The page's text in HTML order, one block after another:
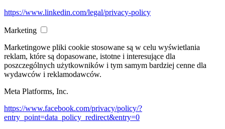
https://www.linkedin.com/legal/privacy-policy
Marketing
Marketingowe pliki cookie stosowane są w celu wyświetlania
reklam, które są dopasowane, istotne i interesujące dla
poszczególnych użytkowników i tym samym bardziej cenne dla
wydawców i reklamodawców.
Meta Platforms, Inc.
https://www.facebook.com/privacy/policy/?
entry_point=data_policy_redirect&entry=0